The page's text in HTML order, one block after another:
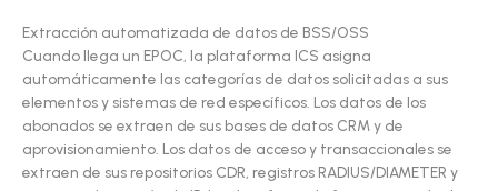
Extracción automatizada de datos de BSS/OSS
Cuando llega un EPOC, la plataforma ICS asigna
automáticamente las categorías de datos solicitadas a sus
elementos y sistemas de red específicos. Los datos de los
abonados se extraen de sus bases de datos CRM y de
aprovisionamiento. Los datos de acceso y transaccionales se
extraen de sus repositorios CDR, registros RADIUS/DIAMETER y